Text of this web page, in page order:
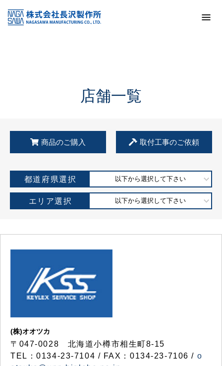
KSS加盟店・取扱店情報
店舗一覧
店舗一覧
商品のご購入 取付工事のご依頼
都道府県選択 以下から選択して下さい
エリア選択 以下から選択して下さい
(株)オオツカ
〒047-0028 北海道小樽市相生町8-15
TEL：0134-23-7104 / FAX：0134-23-7106 / o